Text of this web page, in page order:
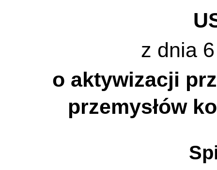
z dnia
o aktywizacji
przemysłów